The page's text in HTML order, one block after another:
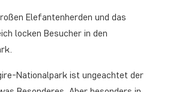
Elefantenherden und das
locken Besucher in den
Nationalpark ist ungeachtet der